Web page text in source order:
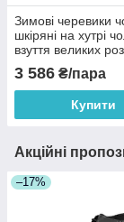
Зимові черевики
шкіряні на хутрі
взуття великих
Rosso Avangard
Black LeatherBS
3 586 ₴/пара
Купити
Акційні
–17%